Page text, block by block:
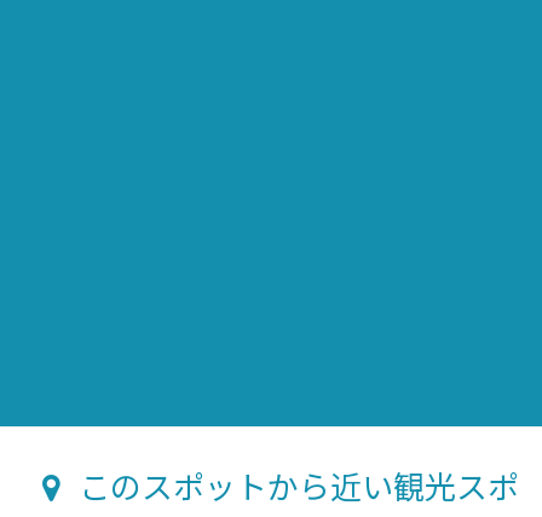
このスポットから近い観光スポ